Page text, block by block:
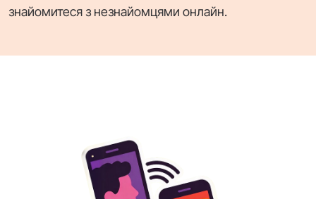
знайомитеся з незнайомцями онлайн.